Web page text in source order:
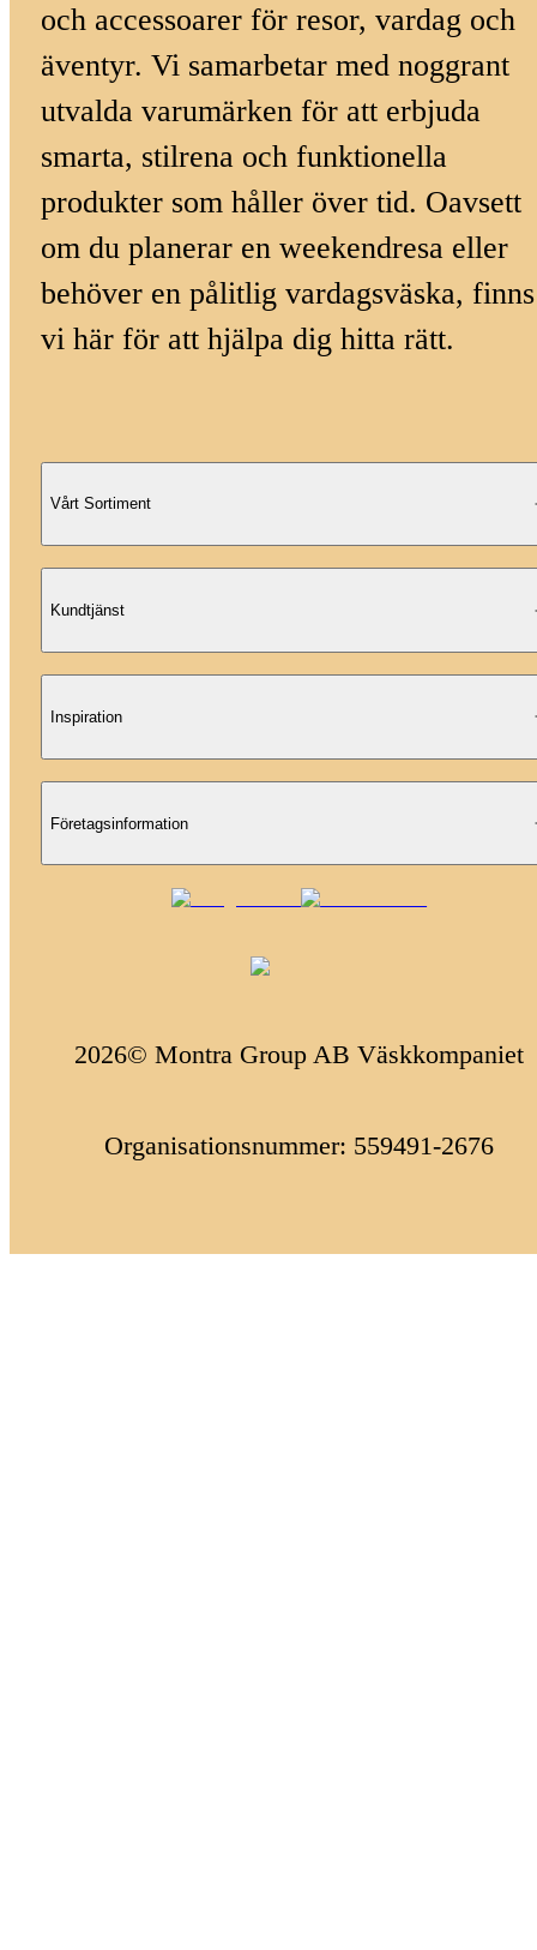
och accessoarer för resor, vardag och
äventyr. Vi samarbetar med noggrant
utvalda varumärken för att erbjuda
smarta, stilrena och funktionella
produkter som håller över tid. Oavsett
om du planerar en weekendresa eller
behöver en pålitlig vardagsväska, finns
vi här för att hjälpa dig hitta rätt.
Vårt Sortiment
Kundtjänst
Inspiration
Företagsinformation
2026© Montra Group AB Väskkompaniet
Organisationsnummer: 559491-2676